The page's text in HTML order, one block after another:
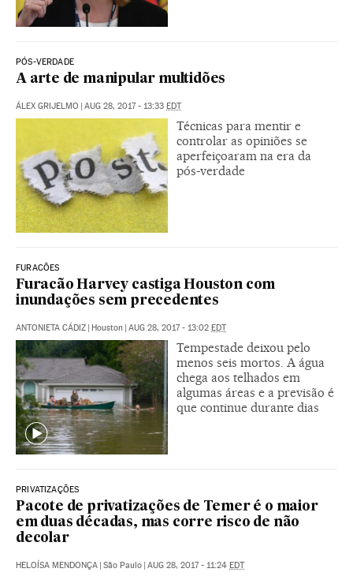
PÓS-VERDADE
A arte de manipular multidões
ÁLEX GRIJELMO | AUG 28, 2017 - 13:33 EDT
Técnicas para mentir e
controlar as opiniões se
aperfeiçoaram na era da
pós-verdade
FURACÕES
Furacão Harvey castiga Houston com
inundações sem precedentes
ANTONIETA CÁDIZ | Houston | AUG 28, 2017 - 13:02 EDT
Tempestade deixou pelo
menos seis mortos. A água
chega aos telhados em
algumas áreas e a previsão é
que continue durante dias
PRIVATIZAÇÕES
Pacote de privatizações de Temer é o maior
em duas décadas, mas corre risco de não
decolar
HELOÍSA MENDONÇA | São Paulo | AUG 28, 2017 - 11:24 EDT